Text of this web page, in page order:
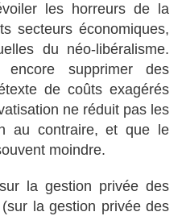
les horreurs de la
secteurs économiques,
du néo-libéralisme.
supprimer des
de coûts exagérés
ne réduit pas les
au contraire, et que le
moindre.
la gestion privée des
la gestion privée des